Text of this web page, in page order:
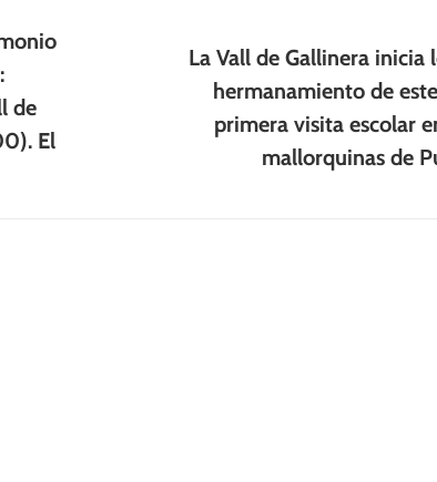
de
El
Publicación
La Vall de Gallinera inicia
hermanamiento de
primera visita escolar
mallorquinas de